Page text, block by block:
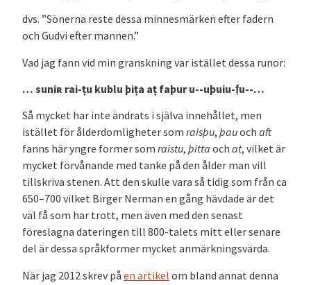
dvs. ”Sönerna reste dessa minnesmärken efter fadern
och Gudvi efter mannen.”
Vad jag fann vid min granskning var istället dessa runor:
… suniʀ rai-ṭu kublu þiṭa aṭ faþur u-­-uþuiu-f̣u-­-…
Så mycket har inte ändrats i själva innehållet, men
istället för ålderdomligheter som raisþu, þauoch aft
fanns här yngre former som raistu, þitta och at, vilket är
mycket förvånande med tanke på den ålder man vill
tillskriva stenen. Att den skulle vara så tidig som från ca
650–700 vilket Birger Nerman en gång hävdade är det
väl få som har trott, men även med den senast
föreslagna dateringen till 800-talets mitt eller senare
del är dessa språkformer mycket anmärkningsvärda.
När jag 2012 skrev på en artikel om bland annat denna